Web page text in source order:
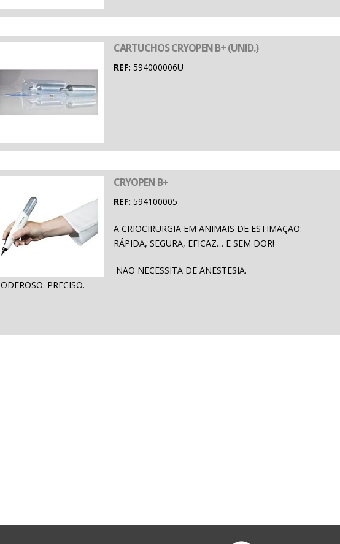
CARTUCHOS CRYOPEN B+ (UNID.)
REF: 594000006U
CRYOPEN B+
REF: 594100005
A CRIOCIRURGIA EM ANIMAIS DE ESTIMAÇÃO:
RÁPIDA, SEGURA, EFICAZ… E SEM DOR!
 NÃO NECESSITA DE ANESTESIA.
PODEROSO. PRECISO.